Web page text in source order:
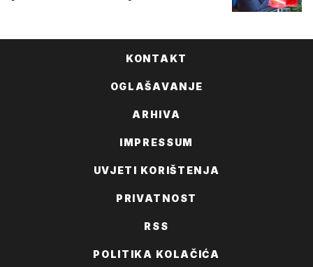
KONTAKT
OGLAŠAVANJE
ARHIVA
IMPRESSUM
UVJETI KORIŠTENJA
PRIVATNOST
RSS
POLITIKA KOLAČIĆA